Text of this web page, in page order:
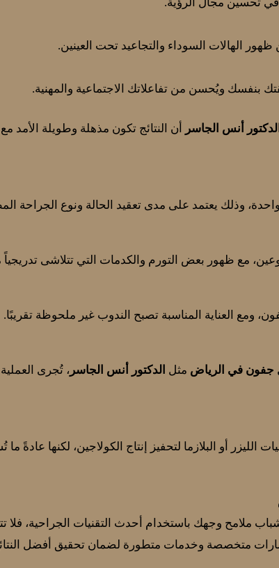
في تحسين مجال الرؤية.
الهالات السوداء والتجاعيد تحت العينين.
بنفسك ويُحسن من تفاعلاتك الاجتماعية والمهنية.
أنس الجاسر أن النتائج تكون مذهلة وطويلة الأمد
مع ظهور بعض التورم والكدمات التي تتلاشى
العناية المناسبة تصبح الندوب غير ملحوظة تقريبًا.
جفون في الرياض مثل الدكتور أنس الجاسر ، تُجرى
أو البلازما لتحفيز إنتاج الكولاجين، لكنها عادةً
ملامح وجهك باستخدام أحدث التقنيات الجراحية، فلا
متخصصة وخدمات متطورة لضمان تحقيق أفضل